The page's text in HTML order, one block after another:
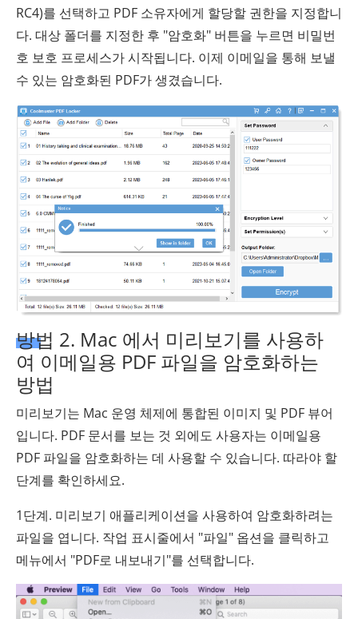
RC4)를 선택하고 PDF 소유자에게 할당할 권한을 지정합니
다. 대상 폴더를 지정한 후 "암호화" 버튼을 누르면 비밀번
호 보호 프로세스가 시작됩니다. 이제 이메일을 통해 보낼
수 있는 암호화된 PDF가 생겼습니다.
방법 2. Mac 에서 미리보기를 사용하
여 이메일용 PDF 파일을 암호화하는
방법
미리보기는 Mac 운영 체제에 통합된 이미지 및 PDF 뷰어
입니다. PDF 문서를 보는 것 외에도 사용자는 이메일용
PDF 파일을 암호화하는 데 사용할 수 있습니다. 따라야 할
단계를 확인하세요.
1단계. 미리보기 애플리케이션을 사용하여 암호화하려는
파일을 엽니다. 작업 표시줄에서 "파일" 옵션을 클릭하고
메뉴에서 "PDF로 내보내기"를 선택합니다.